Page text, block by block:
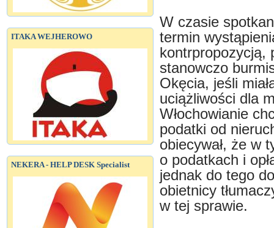
ITAKA WEJHEROWO
NEKERA - HELP DESK Specialist
W czasie
termin
kontrpropozycją,
stanowczo
Okęcia, jeśli
uciążliwości dla
Włochowianie
podatki od
obiecywał, że w
o podatkach i
jednak do tego
obietnicy
w tej sprawie.